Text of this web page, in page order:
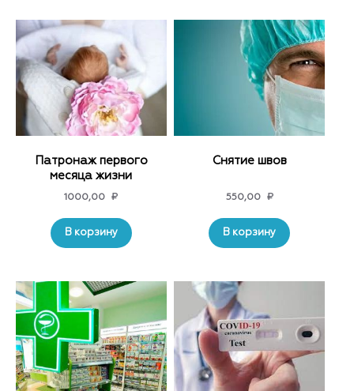
Патронаж первого
месяца жизни
1000,00 ₽
В корзину
Снятие швов
550,00 ₽
В корзину